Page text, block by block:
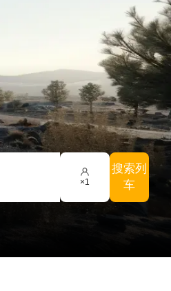
×1
搜索列
车